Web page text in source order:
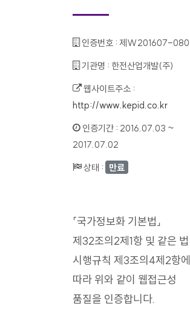
인증번호 : 제W201607-080
기관명 : 한전산업개발(주)
웹사이트주소 :
http://www.kepid.co.kr
인증기간 : 2016.07.03 ~
2017.07.02
상태 : 만료
「국가정보화 기본법」
제32조의2제1항 및 같은 법
시행규칙 제3조의4제2항에
따라 위와 같이 웹접근성
품질을 인증합니다.